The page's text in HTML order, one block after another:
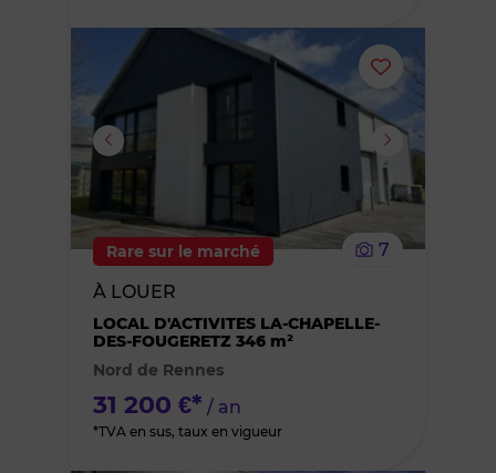
Ajouter
ou
Rare sur le marché
7
À LOUER
LOCAL D'ACTIVITES LA-CHAPELLE-
DES-FOUGERETZ 346 m²
Nord de Rennes
31 200 €* / an
*TVA en sus, taux en vigueur